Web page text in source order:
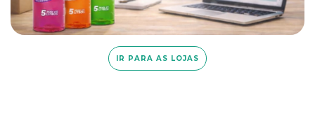
IR PARA AS LOJAS